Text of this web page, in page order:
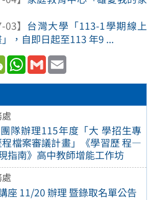
團隊辦理115年度「大 學招生專
檔案審議計畫」《學習歷 程—
指南》高中教師增能工作坊
座 11/20 辦理 暨錄取名單公告
03】 台灣大學「113-1學期線上
，自即日起至113 年9 ...
WeChatWhatsApp
Gmail